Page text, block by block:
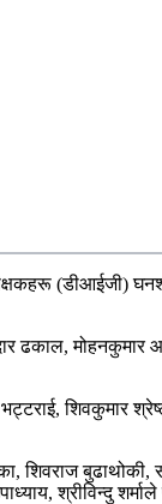
(डीआईजी)
ढकाल, मोहनकुमार
शिवकुमार
शिवराज बुढाथोकी,
श्रीविन्दु